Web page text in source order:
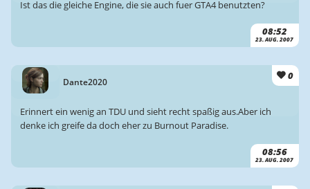
08:52
23. AUG. 2007
Ist das die gleiche Engine, die sie auch fuer GTA4 benutzten?
Dante2020
0
08:56
23. AUG. 2007
Erinnert ein wenig an TDU und sieht recht spaßig aus.Aber ich
denke ich greife da doch eher zu Burnout Paradise.